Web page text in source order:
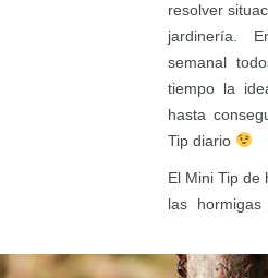
resolver
jardinería.
semanal
tiempo la
hasta
Tip diario
El Mini Tip de
las